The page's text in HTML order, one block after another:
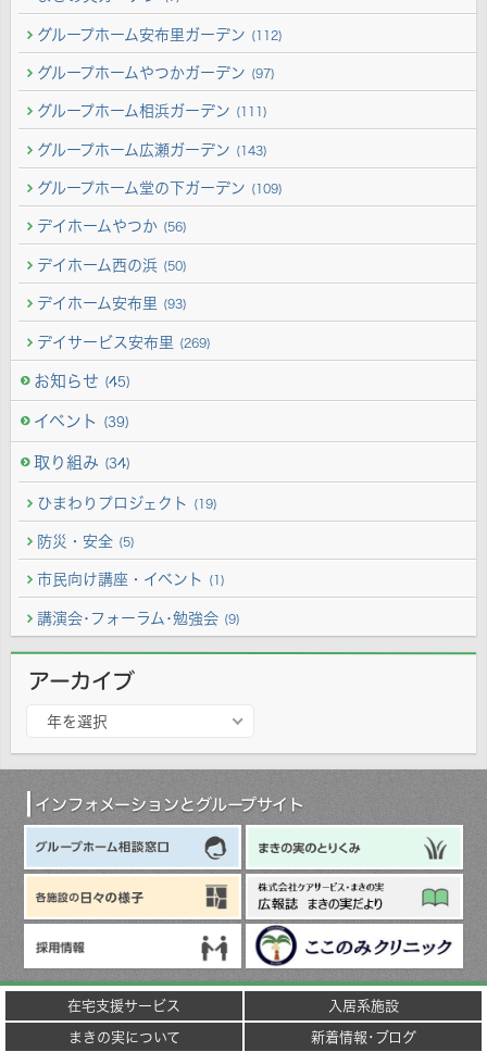
グループホーム安布里ガーデン (112)
グループホームやつかガーデン (97)
グループホーム相浜ガーデン (111)
グループホーム広瀬ガーデン (143)
グループホーム堂の下ガーデン (109)
デイホームやつか (56)
デイホーム西の浜 (50)
デイホーム安布里 (93)
デイサービス安布里 (269)
お知らせ (45)
イベント (39)
取り組み (34)
ひまわりプロジェクト (19)
防災・安全 (5)
市民向け講座・イベント (1)
講演会･フォーラム･勉強会 (9)
アーカイブ
カ
年を選択
インフォメーションとグループサイト
在宅支援サービス
入居系施設
まきの実について
新着情報･ブログ